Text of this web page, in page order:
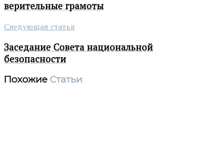
верительные грамоты
Следующая статья
Заседание Совета национальной
безопасности
Похожие Статьи